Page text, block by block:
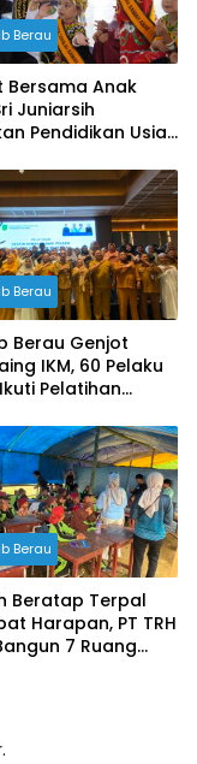
Berau
Bersama Anak
Juniarsih
Pendidikan Usia
Berau
Berau Genjot
IKM, 60 Pelaku
Pelatihan
Berau
Beratap Terpal
Harapan, PT TRH
7 Ruang